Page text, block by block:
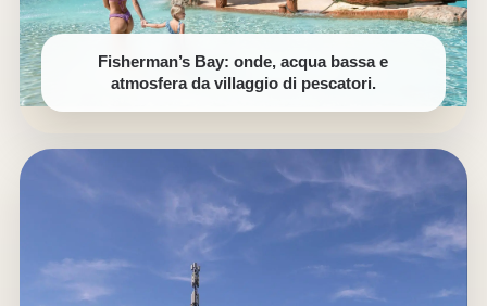
Fisherman’s Bay: onde, acqua bassa e
atmosfera da villaggio di pescatori.